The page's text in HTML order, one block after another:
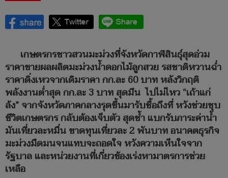
เกษตรกรชาวสวนมะม่วงที่จังหวัดกาฬสินธุ์สุดอ่วม
ราคาขายผลผลิตมะม่วงน้ำดอกไม้ลูกสวย รสชาติหวานฉ่ำ
ราคาดิ่งเหวจากเดิมราคา กก.ละ 60 บาท หลังวิกฤติ
พลังงานต่ำสุด กก.ละ 3 บาท สุดมึน ไปไม่ไหว “เถ้าแก่
ล้ง” จากจังหวัดภาคกลางรุดขึ้นมารับซื้อถึงที่ หวังช่วยชุบ
ชีวิตเกษตรกร กลับต้องเจ็บตัว สุดช้ำ แบกรับภาระค่าน้ำ
มันเที่ยวละหมื่น ขาดทุนเที่ยวละ 2 พันบาท อนาคตธุรกิจ
มะม่วงมืดมนจนแทบจะถอดใจ หวังความเห็นใจจาก
รัฐบาล และหน่วยงานที่เกี่ยวข้องเร่งหามาตรการช่วย
เหลือ